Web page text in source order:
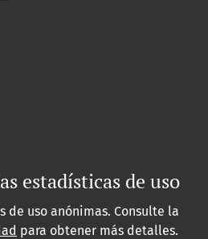
estadísticas de uso
de uso anónimas. Consulte la
para obtener más detalles.